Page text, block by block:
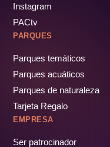
Instagram
PACtv
PARQUES
Parques temáticos
Parques acuáticos
Parques de naturaleza
Tarjeta Regalo
EMPRESA
Ser patrocinador